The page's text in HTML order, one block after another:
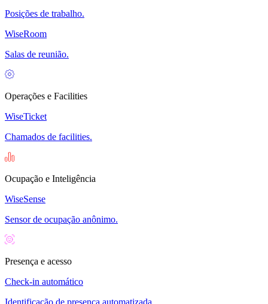
Posições de trabalho.
WiseRoom
Salas de reunião.
Operações e Facilities
WiseTicket
Chamados de facilities.
Ocupação e Inteligência
WiseSense
Sensor de ocupação anônimo.
Presença e acesso
Check-in automático
Identificação de presença automatizada